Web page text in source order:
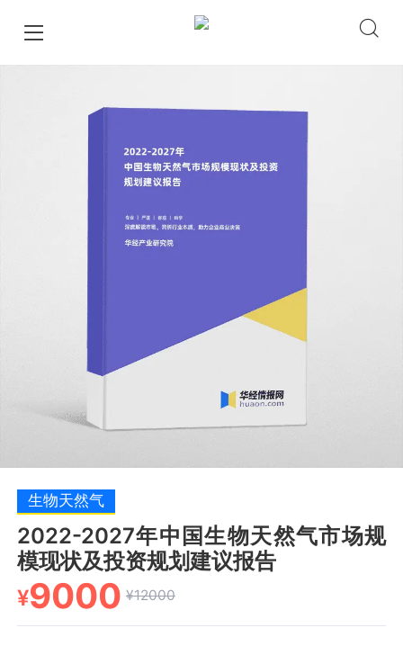
生物天然气
2022-2027年中国生物天然气市场规
模现状及投资规划建议报告
¥9000 ¥12000